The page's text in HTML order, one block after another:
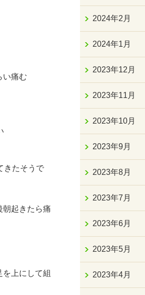
い痛む
きたそうで
朝起きたら痛
上にして組
2024年2月
2024年1月
2023年12月
2023年11月
2023年10月
2023年9月
2023年8月
2023年7月
2023年6月
2023年5月
2023年4月